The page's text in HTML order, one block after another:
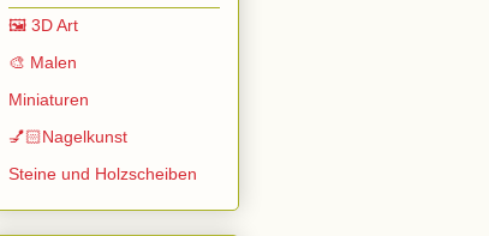
🖼️ 3D Art
🎨 Malen
Miniaturen
💅🏻Nagelkunst
Steine und Holzscheiben